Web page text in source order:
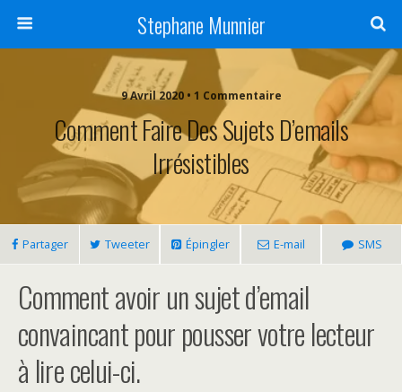
Stephane Munnier
9 Avril 2020 • 1 Commentaire
Comment Faire Des Sujets D’emails
Irrésistibles
Partager Tweeter Épingler E-mail SMS
Comment avoir un sujet d’email
convaincant pour pousser votre lecteur
à lire celui-ci.